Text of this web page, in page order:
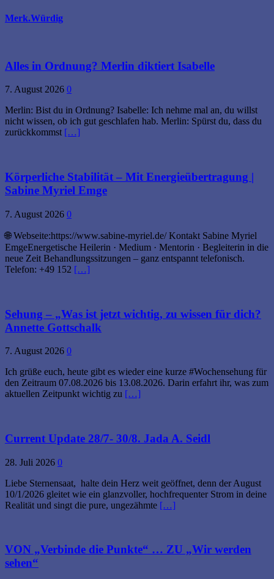
Merk.Würdig
Alles in Ordnung? Merlin diktiert Isabelle
7. August 2026 0
Merlin: Bist du in Ordnung? Isabelle: Ich nehme mal an, du willst
nicht wissen, ob ich gut geschlafen hab. Merlin: Spürst du, dass du
zurückkommst […]
Körperliche Stabilität – Mit Energieübertragung |
Sabine Myriel Emge
7. August 2026 0
🌐 Webseite:https://www.sabine-myriel.de/ Kontakt Sabine Myriel
EmgeEnergetische Heilerin · Medium · Mentorin · Begleiterin in die
neue Zeit Behandlungssitzungen – ganz entspannt telefonisch.
Telefon: +49 152 […]
Sehung – „Was ist jetzt wichtig, zu wissen für dich?
Annette Gottschalk
7. August 2026 0
Ich grüße euch, heute gibt es wieder eine kurze #Wochensehung für
den Zeitraum 07.08.2026 bis 13.08.2026. Darin erfahrt ihr, was zum
aktuellen Zeitpunkt wichtig zu […]
Current Update 28/7- 30/8. Jada A. Seidl
28. Juli 2026 0
Liebe Sternensaat, halte dein Herz weit geöffnet, denn der August
10/1/2026 gleitet wie ein glanzvoller, hochfrequenter Strom in deine
Realität und singt die pure, ungezähmte […]
VON „Verbinde die Punkte“ … ZU „Wir werden
sehen“